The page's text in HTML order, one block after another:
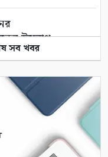
উদ্যোগ,
সব খবর